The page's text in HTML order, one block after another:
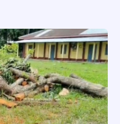
d
s
a
m